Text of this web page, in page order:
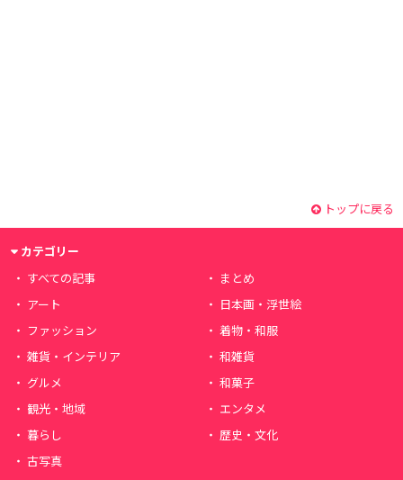
トップに戻る
カテゴリー
すべての記事
まとめ
アート
日本画・浮世絵
ファッション
着物・和服
雑貨・インテリア
和雑貨
グルメ
和菓子
観光・地域
エンタメ
暮らし
歴史・文化
古写真